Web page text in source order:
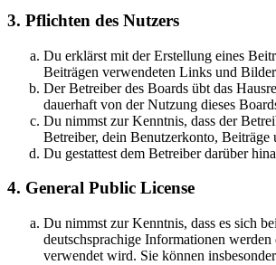
3. Pflichten des Nutzers
Du erklärst mit der Erstellung eines
Beiträgen verwendeten Links und
Der Betreiber des Boards übt das
dauerhaft von der Nutzung dieses
Du nimmst zur Kenntnis, dass der
Betreiber, dein Benutzerkonto, Beiträge
Du gestattest dem Betreiber darüber
4. General Public License
Du nimmst zur Kenntnis, dass es sich
deutschsprachige Informationen
verwendet wird. Sie können